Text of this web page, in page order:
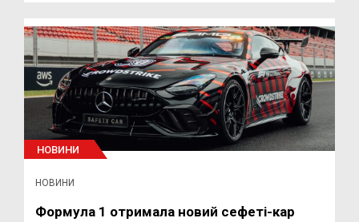
НОВИНИ
НОВИНИ
Формула 1 отримала новий сефеті-кар